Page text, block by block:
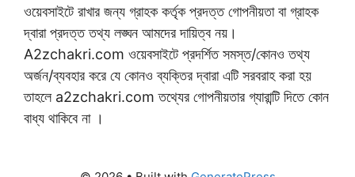
ওয়েবসাইটে রাখার জন্য গ্রাহক কর্তৃক প্রদত্ত গোপনীয়তা বা গ্রাহক
দ্বারা প্রদত্ত তথ্য লঙ্ঘন আমদের দায়িত্ব নয়।
A2zchakri.com ওয়েবসাইটে প্রদর্শিত সমস্ত/কোনও তথ্য
অর্জন/ব্যবহার করে যে কোনও ব্যক্তির দ্বারা এটি সরবরাহ করা হয়
তাহলে a2zchakri.com তথ্যের গোপনীয়তার গ্যারান্টি দিতে কোন
বাধ্য থাকিবে না ।